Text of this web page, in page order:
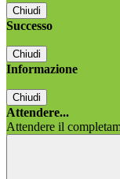
Chiudi
Successo
Chiudi
Informazione
Chiudi
Attendere...
Attendere il